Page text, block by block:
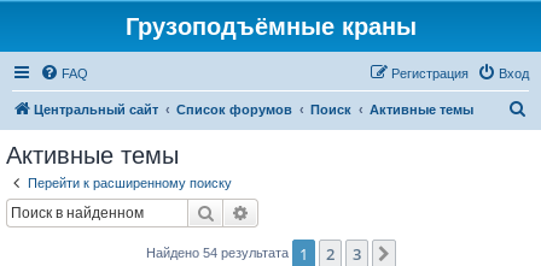
Грузоподъёмные краны
FAQ Вход
Регистрация
Центральный сайт Список форумов Поиск Активные темы
Активные темы
Перейти к расширенному поиску
Поиск
Найдено 54 результата 1 2 3